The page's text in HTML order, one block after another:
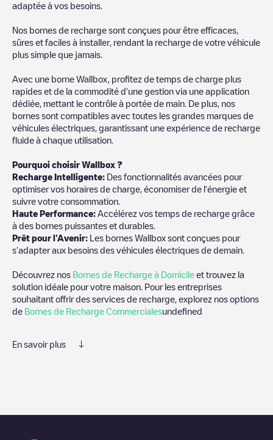
adaptée à vos besoins.
Nos bornes de recharge sont conçues pour être efficaces,
sûres et faciles à installer, rendant la recharge de votre véhicule
plus simple que jamais.
Avec une borne Wallbox, profitez de temps de charge plus
rapides et de la commodité d'une gestion via une application
dédiée, mettant le contrôle à portée de main. De plus, nos
bornes sont compatibles avec toutes les grandes marques de
véhicules électriques, garantissant une expérience de recharge
fluide à chaque utilisation.
Pourquoi choisir Wallbox ?
Recharge Intelligente: Des fonctionnalités avancées pour
optimiser vos horaires de charge, économiser de l'énergie et
suivre votre consommation.
Haute Performance: Accélérez vos temps de recharge grâce
à des bornes puissantes et durables.
Prêt pour l'Avenir: Les bornes Wallbox sont conçues pour
s'adapter aux besoins des véhicules électriques de demain.
Découvrez nos Bornes de Recharge à Domicile et trouvez la
solution idéale pour votre maison. Pour les entreprises
souhaitant offrir des services de recharge, explorez nos options
de Bornes de Recharge Commercialesundefined
En savoir plus